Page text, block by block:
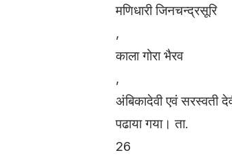
मणिधारी जिनचन्द्रसूरि
,
काला गोरा भैरव
,
अंबिकादेवी एवं सरस्वती
पढाया गया। ता.
26